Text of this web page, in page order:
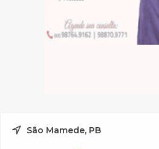
São Mamede, PB